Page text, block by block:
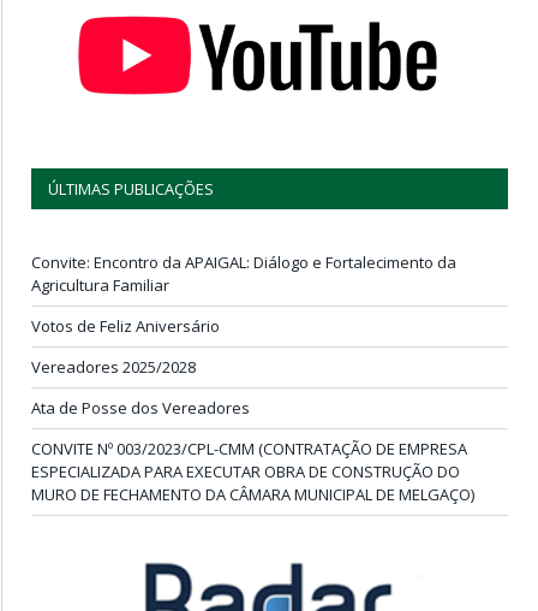
ÚLTIMAS PUBLICAÇÕES
Convite: Encontro da APAIGAL: Diálogo e Fortalecimento da
Agricultura Familiar
Votos de Feliz Aniversário
Vereadores 2025/2028
Ata de Posse dos Vereadores
CONVITE Nº 003/2023/CPL-CMM (CONTRATAÇÃO DE EMPRESA
ESPECIALIZADA PARA EXECUTAR OBRA DE CONSTRUÇÃO DO
MURO DE FECHAMENTO DA CÂMARA MUNICIPAL DE MELGAÇO)